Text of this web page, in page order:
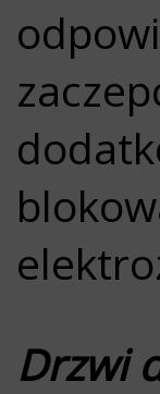
Drzwi